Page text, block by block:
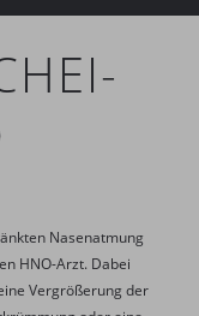
Nasenatmung
HNO-Arzt. Dabei
Vergrößerung der